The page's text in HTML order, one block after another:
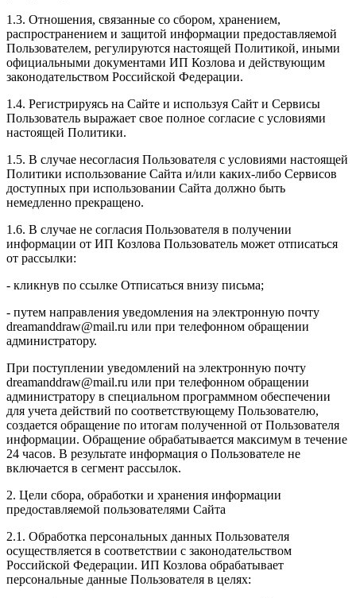
1.3. Отношения, связанные со сбором, хранением,
распространением и защитой информации предоставляемой
Пользователем, регулируются настоящей Политикой, иными
официальными документами ИП Козловa и действующим
законодательством Российской Федерации.
1.4. Регистрируясь на Сайте и используя Сайт и Сервисы
Пользователь выражает свое полное согласие с условиями
настоящей Политики.
1.5. В случае несогласия Пользователя с условиями настоящей
Политики использование Сайта и/или каких-либо Сервисов
доступных при использовании Сайта должно быть
немедленно прекращено.
1.6. В случае не согласия Пользователя в получении
информации от ИП Козлова Пользователь может отписаться
от рассылки:
- кликнув по ссылке Отписаться внизу письма;
- путем направления уведомления на электронную почту
dreamanddraw@mail.ru или при телефонном обращении
администратору.
При поступлении уведомлений на электронную почту
dreamanddraw@mail.ru или при телефонном обращении
администратору в специальном программном обеспечении
для учета действий по соответствующему Пользователю,
создается обращение по итогам полученной от Пользователя
информации. Обращение обрабатывается максимум в течение
24 часов. В результате информация о Пользователе не
включается в сегмент рассылок.
2. Цели сбора, обработки и хранения информации
предоставляемой пользователями Сайта
2.1. Обработка персональных данных Пользователя
осуществляется в соответствии с законодательством
Российской Федерации. ИП Козловa обрабатывает
персональные данные Пользователя в целях: